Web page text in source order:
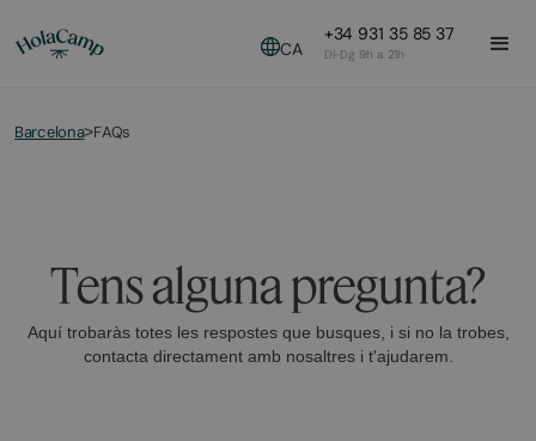
CA
+34 931 35 85 37
Dl-Dg 9h a 21h
Barcelona>FAQs
Tens alguna pregunta?
Aquí trobaràs totes les respostes que busques, i si no la trobes,
contacta directament amb nosaltres i t'ajudarem.